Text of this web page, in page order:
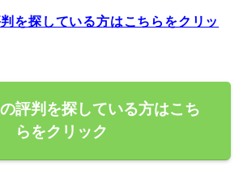
を探している方はこちらをクリッ
評判を探している方はこち
らをクリック